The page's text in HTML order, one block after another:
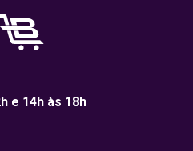
e 14h às 18h